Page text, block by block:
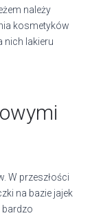
należy
kosmetyków
nich lakieru
W przeszłości
na bazie jajek
bardzo